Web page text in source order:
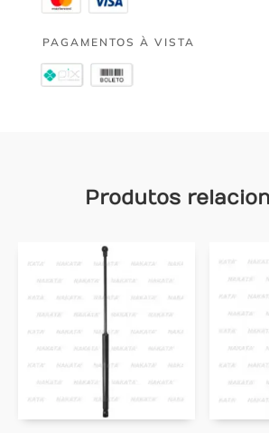
PAGAMENTOS À VISTA
Produtos